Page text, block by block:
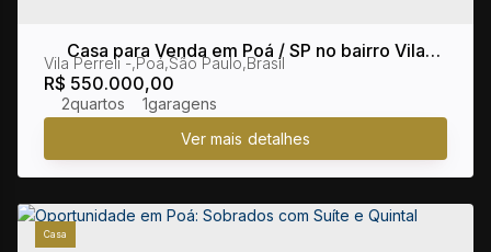
Casa para Venda em Poá / SP no bairro Vila
Perreli
R$ 550.000,00
Vila Perreli ,Poá,São Paulo,Brasil
2 1
Casa